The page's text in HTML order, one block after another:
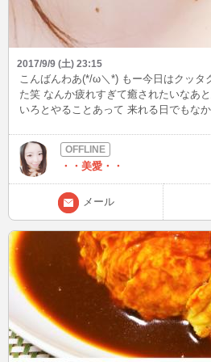
2017/9/9 (土) 23:15
こんばんわあ(*/ω＼*) もー今日はクッタ
た笑 なんか疲れすぎて癒されたいなあ
いろとやることあって 来れる日でもな
そうなので いつもお話ししてくれてる
たいなあっておもいます♡ あ、お話しだ
ね？🙈 毎日家族くらいしか話さないの
い！！！笑 あしたも1日頑張ろお。。
・・美愛・・
メール